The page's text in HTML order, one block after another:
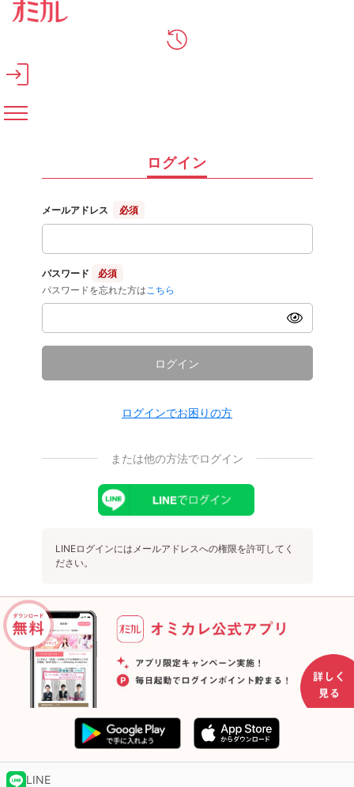
メインコンテンツへスキップ
ログイン
メールアドレス 必須
パスワード
必須
パスワードを忘れた方は こちら
ログイン
ログインでお困りの方
または他の方法でログイン
LINEログインにはメールアドレスへの権限を許可してく
ださい。
LINE